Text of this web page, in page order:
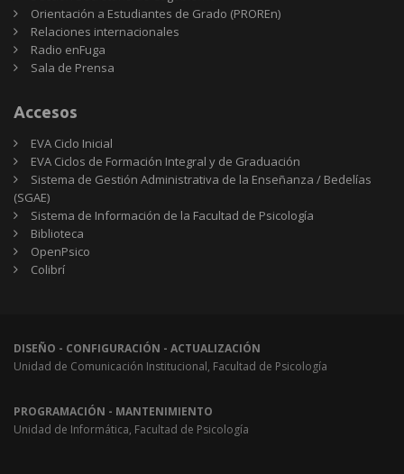
Orientación a Estudiantes de Grado (PROREn)
Relaciones internacionales
Radio enFuga
Sala de Prensa
Accesos
EVA Ciclo Inicial
EVA Ciclos de Formación Integral y de Graduación
Sistema de Gestión Administrativa de la Enseñanza / Bedelías
(SGAE)
Sistema de Información de la Facultad de Psicología
Biblioteca
OpenPsico
Colibrí
DISEÑO - CONFIGURACIÓN - ACTUALIZACIÓN
Unidad de Comunicación Institucional, Facultad de Psicología
PROGRAMACIÓN - MANTENIMIENTO
Unidad de Informática, Facultad de Psicología